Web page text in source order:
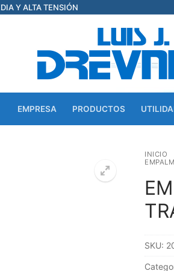
Y ALTA TENSIÓN
EMPRESA PRODUCTOS
INICIO
SKU: